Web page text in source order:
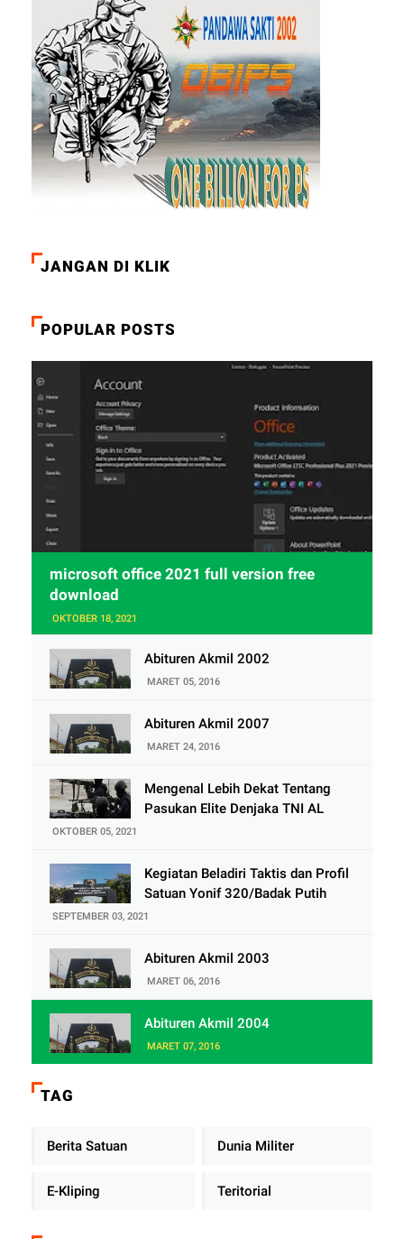
JANGAN DI KLIK
POPULAR POSTS
microsoft office 2021 full version free
download
OKTOBER 18, 2021
Abituren Akmil 2002
MARET 05, 2016
Abituren Akmil 2007
MARET 24, 2016
Mengenal Lebih Dekat Tentang
Pasukan Elite Denjaka TNI AL
OKTOBER 05, 2021
Kegiatan Beladiri Taktis dan Profil
Satuan Yonif 320/Badak Putih
SEPTEMBER 03, 2021
Abituren Akmil 2003
MARET 06, 2016
Abituren Akmil 2004
MARET 07, 2016
TAG
Berita Satuan Dunia Militer
E-Kliping Teritorial